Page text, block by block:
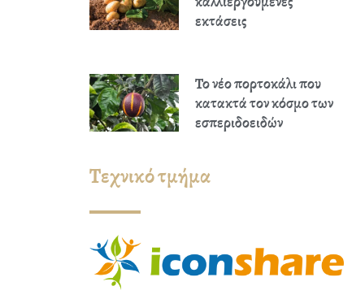
εκτάσεις
Το νέο πορτοκάλι που
κατακτά τον κόσμο των
εσπεριδοειδών
Τεχνικό τμήμα